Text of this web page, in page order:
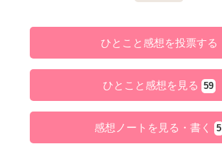
ひとこと感想を投票する
ひとこと感想を見る 59
感想ノートを見る・書く 5